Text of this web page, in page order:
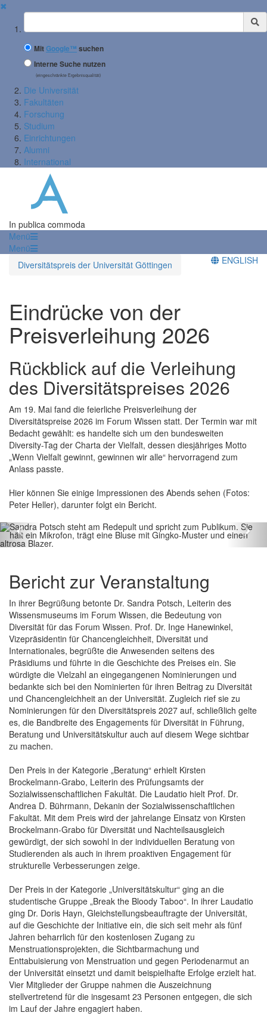
✖
Suchbegriff
MitGoogle™ suchen
Interne Suche nutzen
(eingeschränkte Ergebnisqualität)
Die Universität
Fakultäten
Forschung
Studium
Einrichtungen
Alumni
International
In publica commoda
Menü
Menü
Diversitätspreis der Universität Göttingen
ENGLISH
Eindrücke von der
Preisverleihung 2026
Rückblick auf die Verleihung
des Diversitätspreises 2026
Am 19. Mai fand die feierliche Preisverleihung der
Diversitätspreise 2026 im Forum Wissen statt. Der Termin war mit
Bedacht gewählt: es handelte sich um den bundesweiten
Diversity-Tag der Charta der Vielfalt, dessen diesjähriges Motto
„Wenn Vielfalt gewinnt, gewinnen wir alle“ hervorragend zum
Anlass passte.
Hier können Sie einige Impressionen des Abends sehen (Fotos:
Peter Heller), darunter folgt ein Bericht.
Zurück
Bericht zur Veranstaltung
In ihrer Begrüßung betonte Dr. Sandra Potsch, Leiterin des
Wissensmuseums im Forum Wissen, die Bedeutung von
Diversität für das Forum Wissen. Prof. Dr. Inge Hanewinkel,
Vizepräsidentin für Chancengleichheit, Diversität und
Internationales, begrüßte die Anwesenden seitens des
Präsidiums und führte in die Geschichte des Preises ein. Sie
würdigte die Vielzahl an eingegangenen Nominierungen und
bedankte sich bei den Nominierten für ihren Beitrag zu Diversität
und Chancengleichheit an der Universität. Zugleich rief sie zu
Nominierungen für den Diversitätspreis 2027 auf, schließlich gelte
es, die Bandbreite des Engagements für Diversität in Führung,
Beratung und Universitätskultur auch auf diesem Wege sichtbar
zu machen.
Den Preis in der Kategorie „Beratung“ erhielt Kirsten
Brockelmann-Grabo, Leiterin des Prüfungsamts der
Sozialwissenschaftlichen Fakultät. Die Laudatio hielt Prof. Dr.
Andrea D. Bührmann, Dekanin der Sozialwissenschaftlichen
Fakultät. Mit dem Preis wird der jahrelange Einsatz von Kirsten
Brockelmann-Grabo für Diversität und Nachteilsausgleich
gewürdigt, der sich sowohl in der individuellen Beratung von
Studierenden als auch in ihrem proaktiven Engagement für
strukturelle Verbesserungen zeige.
Der Preis in der Kategorie „Universitätskultur“ ging an die
studentische Gruppe „Break the Bloody Taboo“. In ihrer Laudatio
ging Dr. Doris Hayn, Gleichstellungsbeauftragte der Universität,
auf die Geschichte der Initiative ein, die sich seit mehr als fünf
Jahren beharrlich für den kostenlosen Zugang zu
Menstruationsprojekten, die Sichtbarmachung und
Enttabuisierung von Menstruation und gegen Periodenarmut an
der Universität einsetzt und damit beispielhafte Erfolge erzielt hat.
Vier Mitglieder der Gruppe nahmen die Auszeichnung
stellvertretend für die insgesamt 23 Personen entgegen, die sich
im Lauf der Jahre engagiert haben.